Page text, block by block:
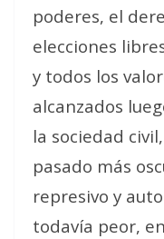
poderes, el
elecciones
y todos los
alcanzados
la sociedad
pasado más
represivo y
todavía peor,